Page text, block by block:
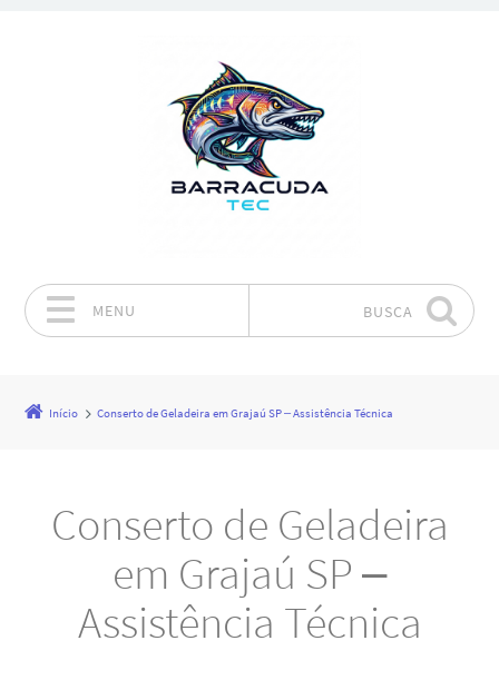
MENU BUSCA
Início Conserto de Geladeira em Grajaú SP – Assistência Técnica
Conserto de Geladeira
em Grajaú SP –
Assistência Técnica